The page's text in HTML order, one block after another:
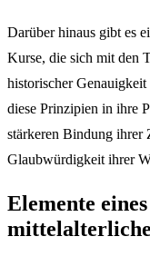
Darüber hinaus gibt es
Kurse, die sich mit den
historischer
diese Prinzipien in ihre
stärkeren Bindung ihrer
Glaubwürdigkeit ihrer
Elemente